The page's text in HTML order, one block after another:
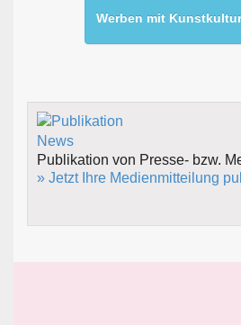
Werben mit
Publikation von Presse- bzw.
» Jetzt Ihre Medienmitteilung